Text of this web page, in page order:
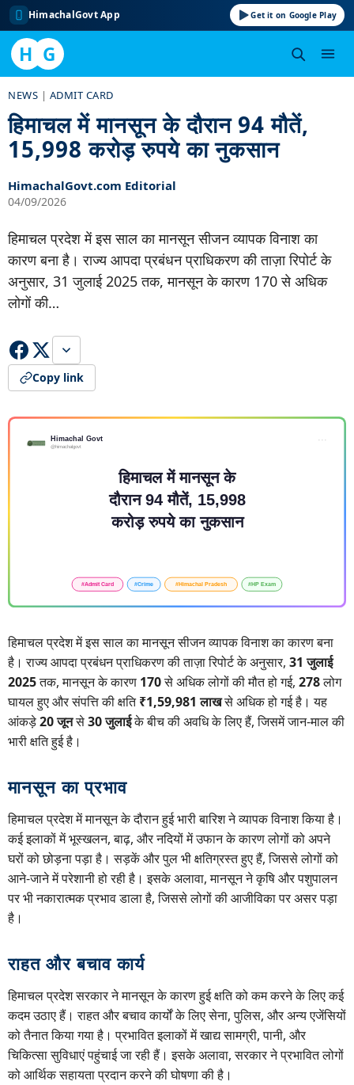
HimachalGovt App Get it on Google Play
H G
content
NEWS | ADMIT CARD
हिमाचल में मानसून के दौरान 94 मौतें,
15,998 करोड़ रुपये का नुकसान
HimachalGovt.com Editorial
04/09/2026
हिमाचल प्रदेश में इस साल का मानसून सीजन व्यापक विनाश का
कारण बना है। राज्य आपदा प्रबंधन प्राधिकरण की ताज़ा रिपोर्ट के
अनुसार, 31 जुलाई 2025 तक, मानसून के कारण 170 से अधिक
लोगों की…
Copy link
हिमाचल प्रदेश में इस साल का मानसून सीजन व्यापक विनाश का कारण बना
है। राज्य आपदा प्रबंधन प्राधिकरण की ताज़ा रिपोर्ट के अनुसार, 31 जुलाई
2025तक, मानसून के कारण 170से अधिक लोगों की मौत हो गई, 278लोग
घायल हुए और संपत्ति की क्षति₹1,59,981 लाखसे अधिक हो गई है। यह
आंकड़े20 जूनसे30 जुलाईके बीच की अवधि के लिए हैं, जिसमें जान-माल की
भारी क्षति हुई है।
मानसून का प्रभाव
हिमाचल प्रदेश में मानसून के दौरान हुई भारी बारिश ने व्यापक विनाश किया है।
कई इलाकों में भूस्खलन, बाढ़, और नदियों में उफान के कारण लोगों को अपने
घरों को छोड़ना पड़ा है। सड़कें और पुल भी क्षतिग्रस्त हुए हैं, जिससे लोगों को
आने-जाने में परेशानी हो रही है। इसके अलावा, मानसून ने कृषि और पशुपालन
पर भी नकारात्मक प्रभाव डाला है, जिससे लोगों की आजीविका पर असर पड़ा
है।
राहत और बचाव कार्य
हिमाचल प्रदेश सरकार ने मानसून के कारण हुई क्षति को कम करने के लिए कई
कदम उठाए हैं। राहत और बचाव कार्यों के लिए सेना, पुलिस, और अन्य एजेंसियों
को तैनात किया गया है। प्रभावित इलाकों में खाद्य सामग्री, पानी, और
चिकित्सा सुविधाएं पहुंचाई जा रही हैं। इसके अलावा, सरकार ने प्रभावित लोगों
को आर्थिक सहायता प्रदान करने की घोषणा की है।